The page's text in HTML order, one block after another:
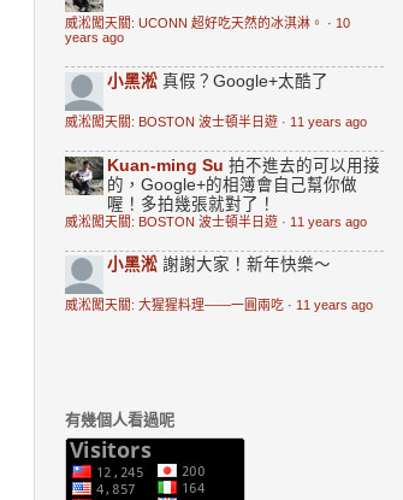
威淞闖天關: UCONN 超好吃天然的冰淇淋。 · 10
years ago
小黑淞 真假？Google+太酷了
威淞闖天關: BOSTON 波士頓半日遊 · 11 years ago
Kuan-ming Su 拍不進去的可以用接
的，Google+的相簿會自己幫你做
喔！多拍幾張就對了！
威淞闖天關: BOSTON 波士頓半日遊 · 11 years ago
小黑淞 謝謝大家！新年快樂～
威淞闖天關: 大猩猩料理——一圓兩吃 · 11 years ago
有幾個人看過呢